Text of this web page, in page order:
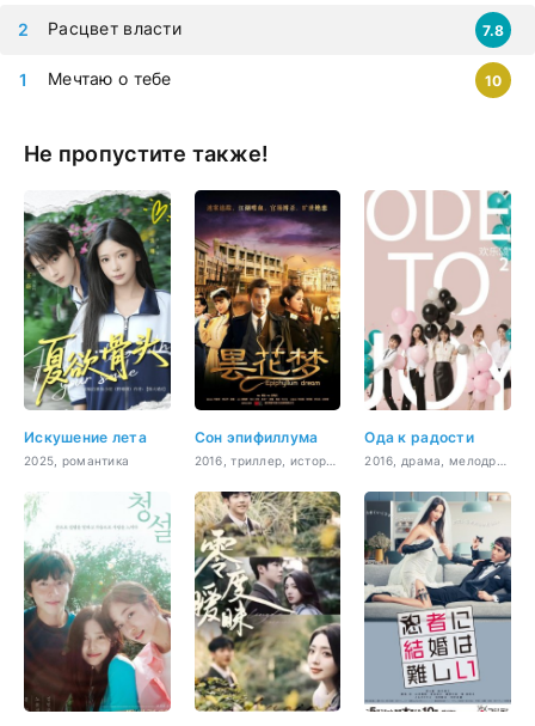
Мечтаю о тебе 10
Расцвет власти 7.8
Не пропустите также!
Искушение лета
2025, романтика
Сон эпифиллума Ода к радости